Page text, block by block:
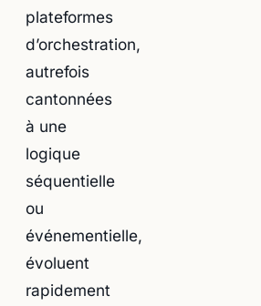
plateformes
d’orchestration,
autrefois
cantonnées
à une
logique
séquentielle
ou
événementielle,
évoluent
rapidement